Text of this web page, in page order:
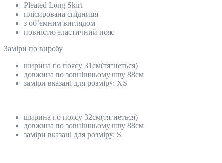
Pleated Long Skirt
плісирована спідниця
з об’ємним виглядом
повністю еластичний пояс
Замiри по виробу
ширина по поясу 31см(тягнеться)
довжина по зовнішньому шву 88см
заміри вказані для розміру: ХS
ширина по поясу 32см(тягнеться)
довжина по зовнішньому шву 88см
заміри вказані для розміру: S